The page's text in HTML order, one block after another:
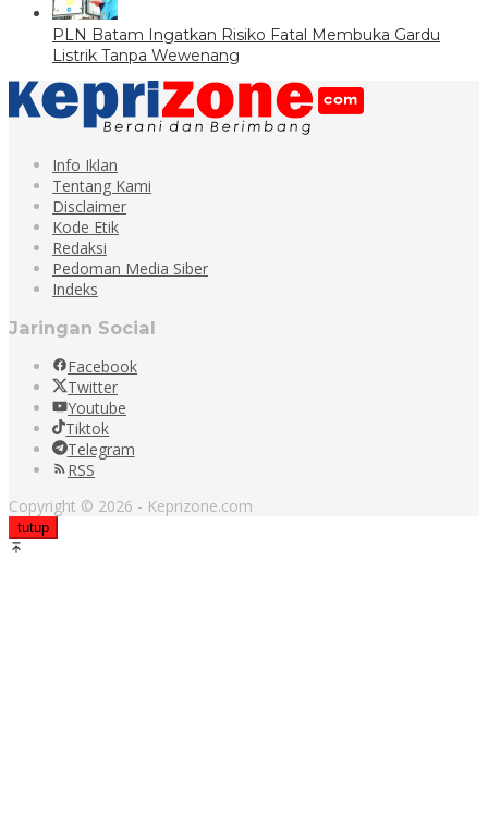
PLN Batam Ingatkan Risiko Fatal Membuka Gardu
Listrik Tanpa Wewenang
Info Iklan
Tentang Kami
Disclaimer
Kode Etik
Redaksi
Pedoman Media Siber
Indeks
Jaringan Social
Facebook
Twitter
Youtube
Tiktok
Telegram
RSS
Copyright © 2026 - Keprizone.com
tutup